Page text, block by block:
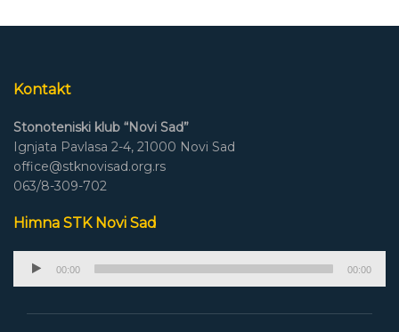
Kontakt
Stonoteniski klub “Novi Sad”
Ignjata Pavlasa 2-4, 21000 Novi Sad
office@stknovisad.org.rs
063/8-309-702
Himna STK Novi Sad
Audio
00:00 00:00